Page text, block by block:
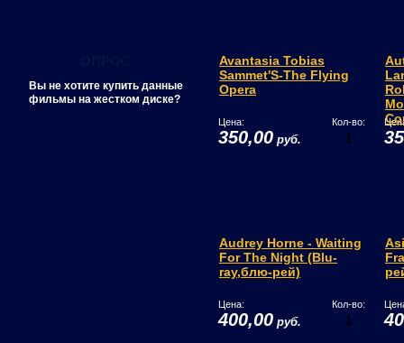
Вы не хотите купить данные
фильмы на жестком диске?
Avantasia Tobias
Sammet'S-The Flying
Opera
Цена:
350,00 руб.
Кол-во:
Audrey Horne - Waiting
For The Night (Blu-
ray,блю-рей)
Цена:
400,00 руб.
Кол-во: